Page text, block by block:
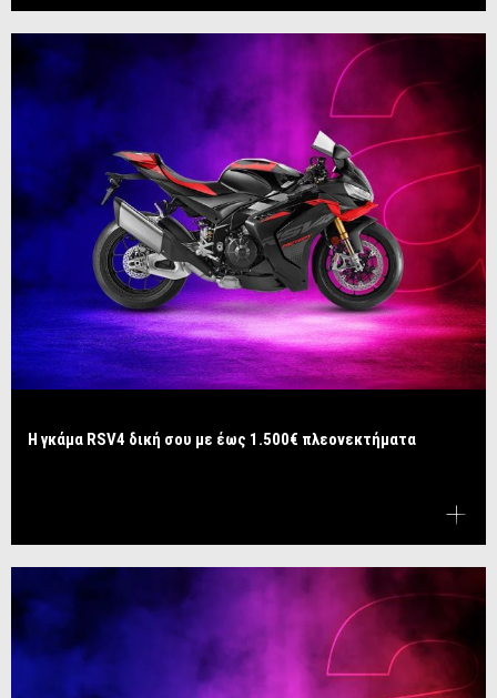
Η γκάμα RSV4 δική σου με έως 1.500€ πλεονεκτήματα